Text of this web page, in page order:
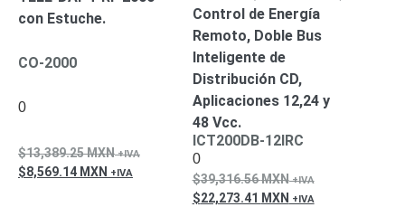
Accesorios Body
Cams
Móviles
Interfonos
AccesoriosIntercomunicadores
Videoporteros
con Estuche.
CO-2000
0
13,389.25MXN
8,569.14 MXN
Control de Energía
Remoto, Doble Bus
Inteligente de
Distribución CD,
Aplicaciones 12,24 y
48 Vcc.
ICT200DB-12IRC
0
39,316.56MXN
22,273.41 MXN